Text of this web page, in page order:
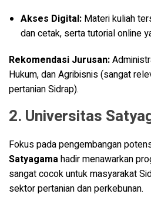
Akses Digital: Materi kuliah
dan cetak, serta tutorial online
Rekomendasi Jurusan:
Hukum, dan Agribisnis (sangat
pertanian Sidrap).
2. Universitas
Fokus pada pengembangan
Satyagamahadir menawarkan
sangat cocok untuk masyarakat
sektor pertanian dan perkebunan.